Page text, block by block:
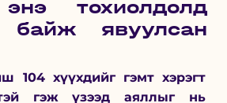
тохиолдолд
байж явуулсан
104 хүүхдийг гэмт хэрэгт
гэж үзээд аяллыг нь